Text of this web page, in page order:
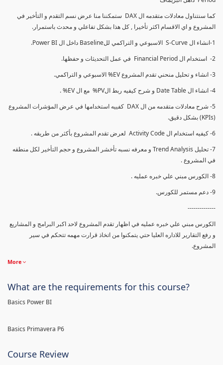
كما سنتناول معادلات متقدمه ال DAX ستمكننا منا عرض نسم التقدم و التأخير في
المشروع و اي الاقسام اكثر تأخيرا , كل هذا بشكل تفاعلي و محدث باستمرار.
1-انشاء ال S-Curve الاسبوعي و التراكمي للBaseline داخل ال Power BI.
2- استخدام ال Financial Period في عمل التحديثات و حفظها.
3- انشاء و تحليل منحني تقدم المشروع EV% الاسبوعي و التراكمي.
4- انشاء ال Date Table و شرح كيفيه ربط الPV% مع ال EV% .
5- شرح معادلات متقدمه من ال DAX كفييه استخدامها في عرض المؤشرات المشروع
(KPIs) بشكل دقيق.
6- كيفيه استخدام ال Activity Code لعرض تقدم المشروع بأكثر من طريقه .
7- تحليل Trend Analysis و معرفه نسبه تأخشر المشروع و حجم التأخير لكل منطقه
في المشروع .
8- الكورس مبني علي خبره عمليه .
9- دعم مستمر للكورس.
--------------
الكورس مبني علي خبره عمليه في اظهار تقدم المشروع لاحد اكبر البرامج و المشاريع
و رفع التقارير للاداره العليا حتي يتمكنوا من اتخاذ قرارت مهمه تتحكم في سير
المشروع.
More
What are the requirements for this course?
Basics Power BI
Basics Primavera P6
Course Review